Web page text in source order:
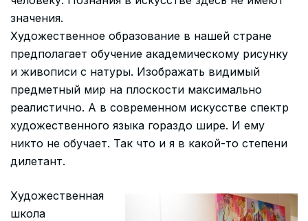
значения.
Художественное образование в нашей стране
предполагает обучение академическому рисунку
и живописи с натуры. Изображать видимый
предметный мир на плоскости максимально
реалистично. А в современном искусстве спектр
художественного языка гораздо шире. И ему
никто не обучает. Так что и я в какой-то степени
дилетант.
Художественная
школа